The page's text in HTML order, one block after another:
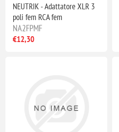
NEUTRIK - Adattatore XLR 3
poli fem RCA fem
NA2FPMF
€12,30